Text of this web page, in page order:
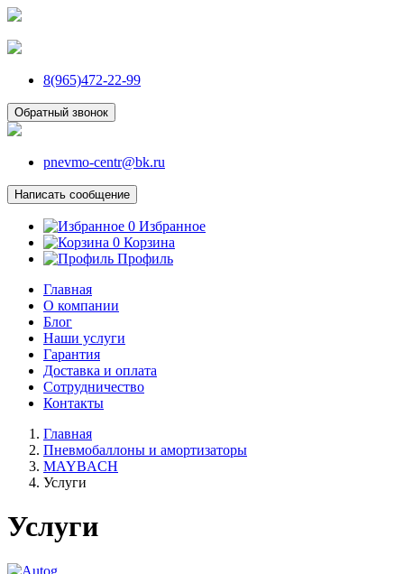
8(965)472-22-99
Обратный звонок
pnevmo-centr@bk.ru
Написать сообщение
0 Избранное
0 Корзина
Профиль
Главная
О компании
Блог
Наши услуги
Гарантия
Доставка и оплата
Сотрудничество
Контакты
Главная
Пневмобаллоны и амортизаторы
MAYBACH
Услуги
Услуги